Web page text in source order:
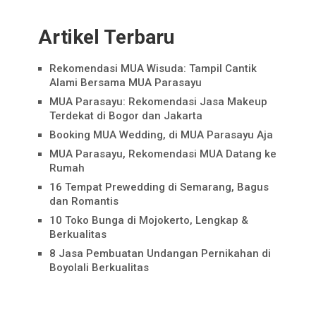
Artikel Terbaru
Rekomendasi MUA Wisuda: Tampil Cantik
Alami Bersama MUA Parasayu
MUA Parasayu: Rekomendasi Jasa Makeup
Terdekat di Bogor dan Jakarta
Booking MUA Wedding, di MUA Parasayu Aja
MUA Parasayu, Rekomendasi MUA Datang ke
Rumah
16 Tempat Prewedding di Semarang, Bagus
dan Romantis
10 Toko Bunga di Mojokerto, Lengkap &
Berkualitas
8 Jasa Pembuatan Undangan Pernikahan di
Boyolali Berkualitas